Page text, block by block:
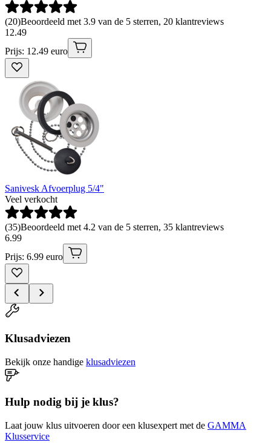
(20)Beoordeeld met 3.9 van de 5 sterren, 20 klantreviews
12.49
Prijs: 12.49 euro
Sanivesk Afvoerplug 5/4"
Veel verkocht
(35)Beoordeeld met 4.2 van de 5 sterren, 35 klantreviews
6.99
Prijs: 6.99 euro
Klusadviezen
Bekijk onze handige klusadviezen
Hulp nodig bij je klus?
Laat jouw klus uitvoeren door een klusexpert met de GAMMA
Klusservice